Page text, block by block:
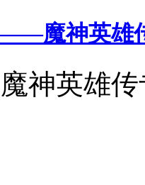
魔神英雄
神英雄